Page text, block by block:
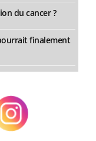
du cancer ?
finalement